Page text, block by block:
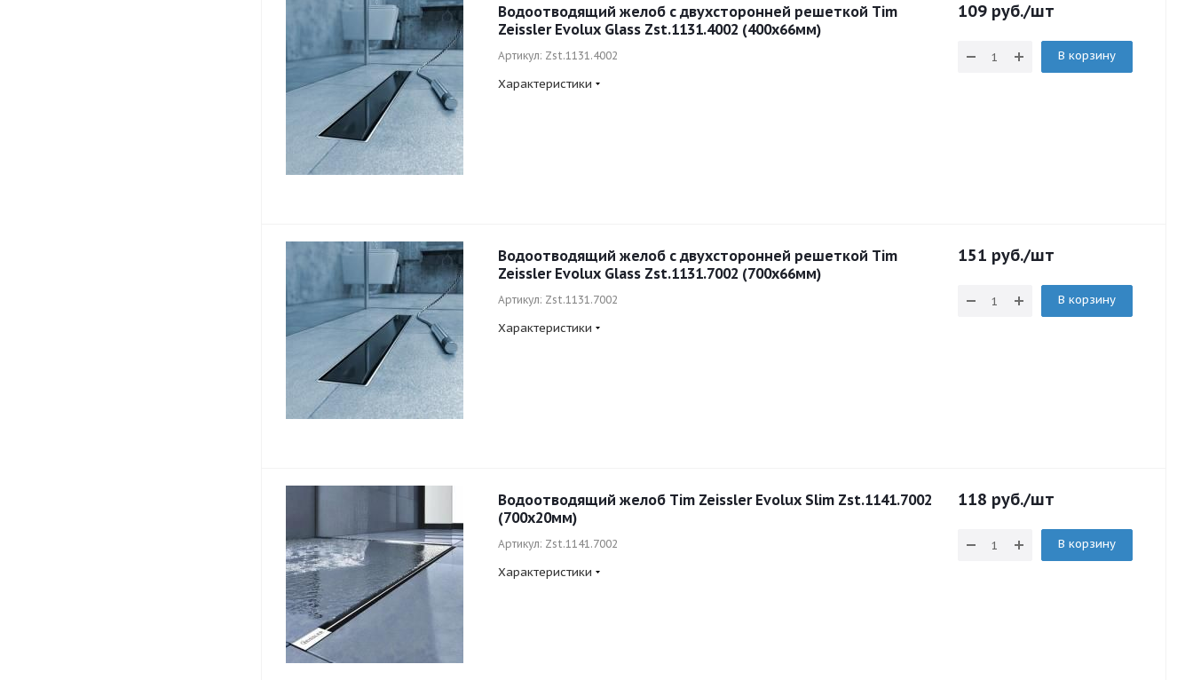
Водоотводящий желоб с двухсторонней решеткой Tim
Zeissler Evolux Glass Zst.1131.4002 (400x66мм)
Артикул: Zst.1131.4002
Характеристики
109 руб./шт
В корзину
Водоотводящий желоб с двухсторонней решеткой Tim
Zeissler Evolux Glass Zst.1131.7002 (700x66мм)
Артикул: Zst.1131.7002
Характеристики
151 руб./шт
В корзину
Водоотводящий желоб Tim Zeissler Evolux Slim Zst.1141.7002
(700x20мм)
Артикул: Zst.1141.7002
Характеристики
118 руб./шт
В корзину